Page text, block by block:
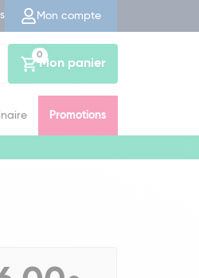
Mon compte
Mon panier
0
Promotions